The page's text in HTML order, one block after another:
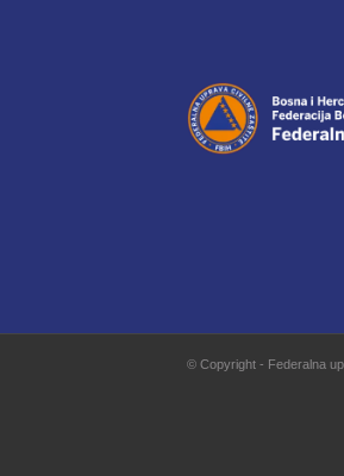
© Copyright - Federalna